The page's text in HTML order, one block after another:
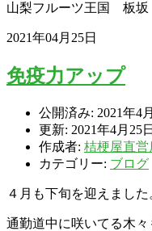
山梨フルーツ王国 板坂
2021年04月25日
免疫力アップ
公開済み: 2021年4
更新: 2021年4月25日
作成者: 桔梗屋直営
カテゴリー: ブログ
４月も下旬を迎えました
通勤道中に咲いてる木